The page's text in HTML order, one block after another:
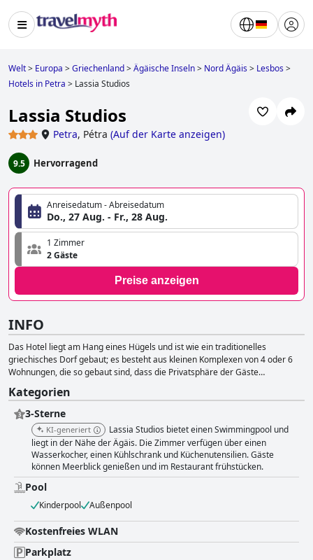
Welt> Europa >Griechenland>Ägäische Inseln> Nord Ägäis> Lesbos>
Hotels in Petra > Lassia Studios
Lassia Studios
Petra, Pétra (Auf der Karte anzeigen)
9.5 Hervorragend
Anreisedatum - Abreisedatum
Do., 27 Aug. - Fr., 28 Aug.
1 Zimmer
2 Gäste
Preise anzeigen
INFO
Das Hotel liegt am Hang eines Hügels und ist wie ein traditionelles
griechisches Dorf gebaut; es besteht aus kleinen Komplexen von 4 oder 6
Wohnungen, die so gebaut sind, dass die Privatsphäre der Gäste
Kategorien
3-Sterne
KI-generiert
Lassia Studios bietet einen Swimmingpool und
liegt in der Nähe der Ägäis. Die Zimmer verfügen über einen
Wasserkocher, einen Kühlschrank und Küchenutensilien. Gäste
können Meerblick genießen und im Restaurant frühstücken.
Pool
Kinderpool Außenpool
Kostenfreies WLAN
Parkplatz